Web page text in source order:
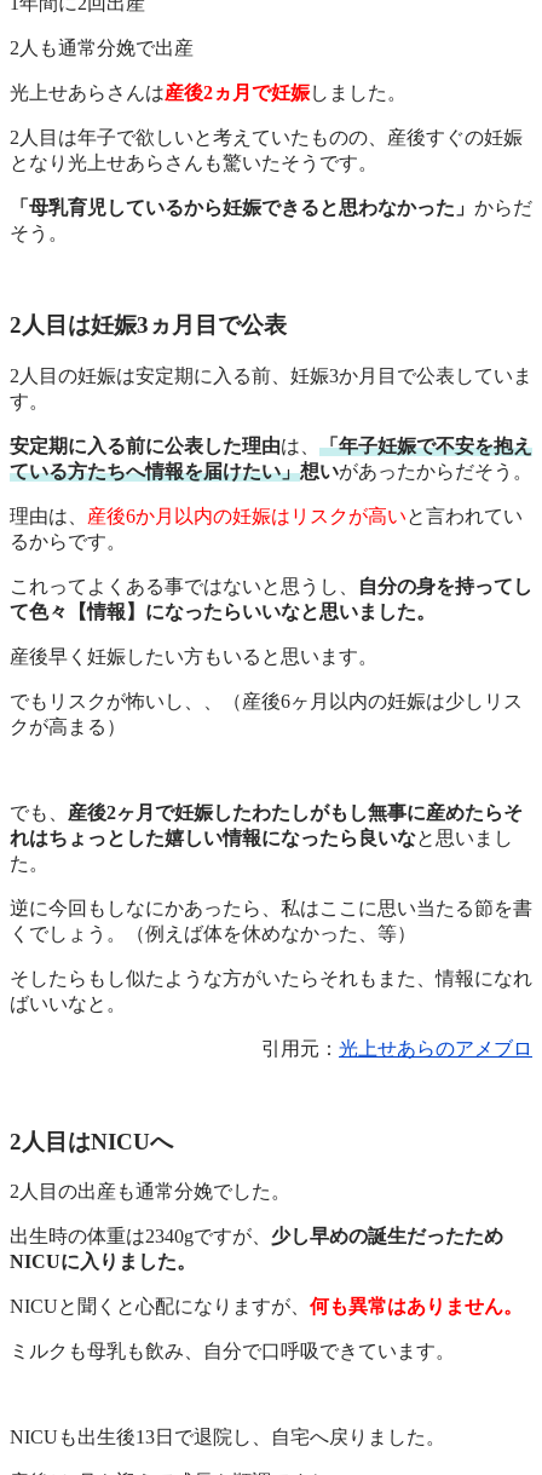
2人も通常分娩で出産
光上せあらさんは産後2ヵ月で妊娠しました。
2人目は年子で欲しいと考えていたものの、産後すぐの妊娠
となり光上せあらさんも驚いたそうです。
「母乳育児しているから妊娠できると思わなかった」 からだ
そう。
2人目は妊娠3ヵ月目で公表
2人目の妊娠は安定期に入る前、妊娠3か月目で公表していま
す。
安定期に入る前に公表した理由は、 「年子妊娠で不安を抱え
ている方たちへ情報を届けたい」想いがあったからだそう。
理由は、 産後6か月以内の妊娠はリスクが高いと言われてい
るからです。
これってよくある事ではないと思うし、
自分の身を持ってし
て色々【情報】になったらいいなと思いました。
産後早く妊娠したい方もいると思います。
でもリスクが怖いし、、（産後6ヶ月以内の妊娠は少しリス
クが高まる）
でも、 産後2ヶ月で妊娠したわたしがもし無事に産めたらそ
れはちょっとした嬉しい情報になったら良いなと思いまし
た。
逆に今回もしなにかあったら、私はここに思い当たる節を書
くでしょう。（例えば体を休めなかった、等）
そしたらもし似たような方がいたらそれもまた、情報になれ
ばいいなと。
引用元： 光上せあらのアメブロ
2人目はNICUへ
2人目の出産も通常分娩でした。
出生時の体重は2340gですが、 少し早めの誕生だったため
NICUに入りました。
NICUと聞くと心配になりますが、 何も異常はありません。
ミルクも母乳も飲み、自分で口呼吸できています。
NICUも出生後13日で退院し、自宅へ戻りました。